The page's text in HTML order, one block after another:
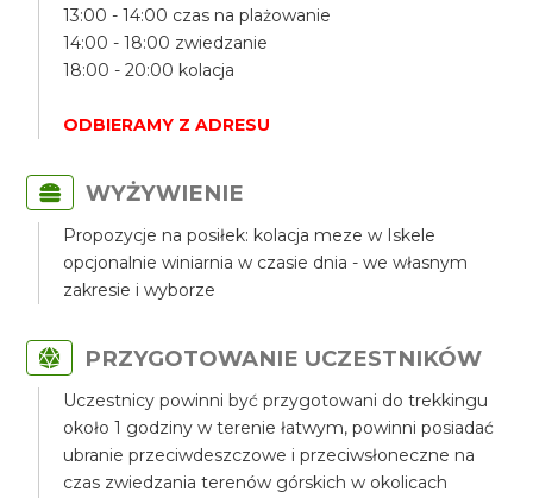
13:00 - 14:00 czas na plażowanie
14:00 - 18:00 zwiedzanie
18:00 - 20:00 kolacja
ODBIERAMY Z ADRESU
WYŻYWIENIE
Propozycje na posiłek: kolacja meze w Iskele
opcjonalnie winiarnia w czasie dnia - we własnym
zakresie i wyborze
PRZYGOTOWANIE UCZESTNIKÓW
Uczestnicy powinni być przygotowani do trekkingu
około 1 godziny w terenie łatwym, powinni posiadać
ubranie przeciwdeszczowe i przeciwsłoneczne na
czas zwiedzania terenów górskich w okolicach